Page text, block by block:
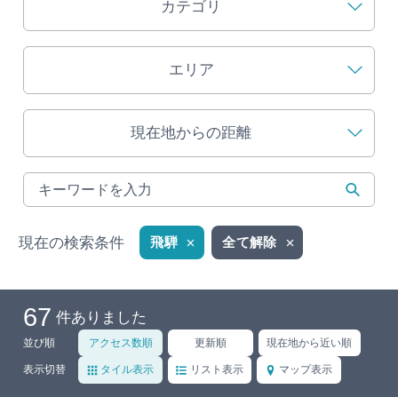
インフォメーション
ぎふ旅レポーター記事
早わかり岐阜
買い物・お土産
体験予約サイト「ＶＩＳＩＴ岐阜県」
岐阜県まるごと観光エリアガイド
岐阜県観光データベース
カテゴリ
エリア
現在地からの距離
現在の検索条件 飛騨 全て解除
67 件ありました
並び順 アクセス数順 更新順 現在地から近い順
表示切替 タイル表示 リスト表示 マップ表示